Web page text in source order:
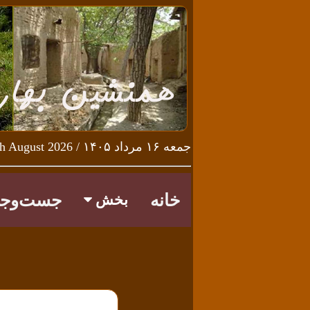
جمعه ۱۶ مرداد ۱۴۰۵ / Friday 7th August 2026
خانه بخش